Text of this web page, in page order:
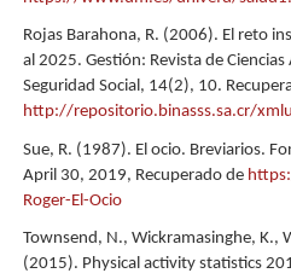
Rojas Barahona, R. (2006). El reto
al 2025. Gestión: Revista de
Seguridad Social, 14(2), 10.
http://repositorio.binasss.sa.cr/
Sue, R. (1987). El ocio. Breviarios.
April 30, 2019, Recuperado de
Roger-El-Ocio
Townsend, N., Wickramasinghe, K.,
(2015). Physical activity statistics